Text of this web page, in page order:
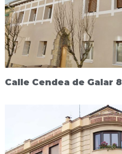
Calle Cendea de Galar 8